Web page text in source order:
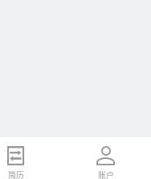
简历 账户